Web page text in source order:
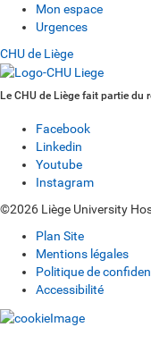
Mon espace
Urgences
CHU de Liège
Le CHU de Liège fait partie du
Facebook
Linkedin
Youtube
Instagram
©2026 Liège University
Plan Site
Mentions légales
Politique de
Accessibilité